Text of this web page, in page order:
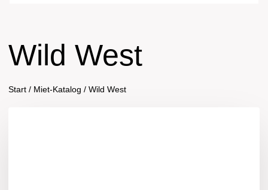
Wild West
Start / Miet-Katalog / Wild West